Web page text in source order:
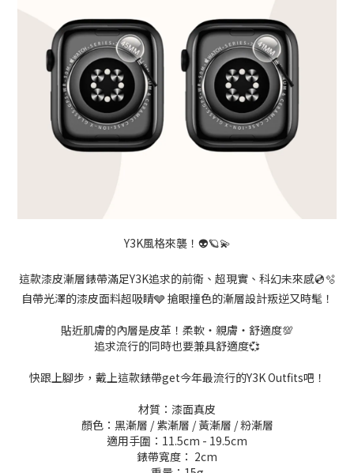
Y3K風格來襲！👽🪐💫
這款漆皮漸層錶帶滿足Y3K追求的前衛、超現實、科幻未來感💿🫧
自帶光澤的漆皮面料超吸睛🩶 搶眼撞色的漸層設計叛逆又時髦！
貼近肌膚的內層是皮革！柔軟・親膚・舒適度💯
追求流行的同時也要兼具舒適度💞
快跟上腳步，戴上這款錶帶get今年最流行的Y3K Outfits吧！
材質：漆面真皮
顏色：黑漸層 / 紫漸層 / 黃漸層 / 粉漸層
適用手圍：11.5cm - 19.5cm
錶帶寬度： 2cm